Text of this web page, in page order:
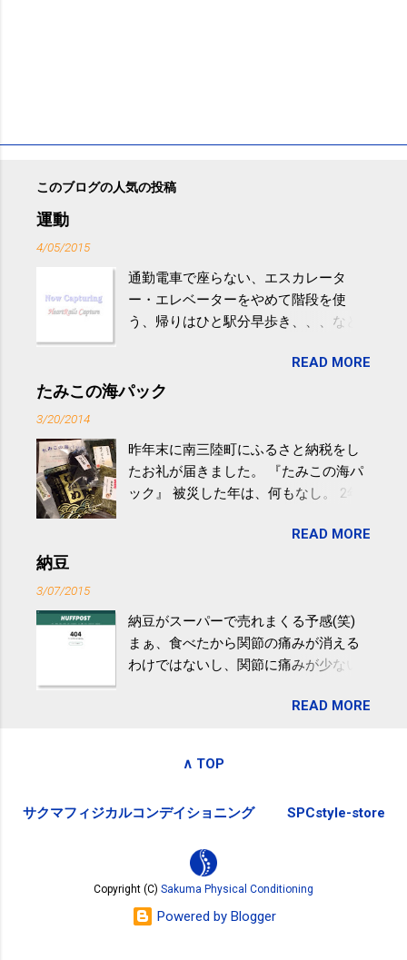
このブログの人気の投稿
運動
4/05/2015
通勤電車で座らない、エスカレータ
ー・エレベーターをやめて階段を使
う、帰りはひと駅分早歩き、、、など
やすい。 スポーツウェア・シューズで
するものだけが運動ではない。 食べ
けると改善する、との結果を筑波大の
研究チームが発表した。改善が期待で
きるのは、過度の飲酒が原因ではない
減らなくても効果があるという。 正田
波大「減量しなくても効果」 - ニュー
ス - アピタル（医療・健康）
READ MORE
たみこの海パック
3/20/2014
昨年末に南三陸町にふるさと納税をし
たお礼が届きました。 『たみこの海パ
ック』 被災した年は、何もなし。 2年
が『たみこの海パック』。 ボランティ
全く考えていなかったので、貰えると
少しづつ復興してる感が伝わってきて
嬉しいです。 あと、ふるさと納税が節
ですが、節税になるほど稼げていない
税務局｜ふるさと納税など個人住民税
READ MORE
納豆
3/07/2015
納豆がスーパーで売れまくる予感(笑)
まぁ、食べたから関節の痛みが消える
わけではないし、関節に痛みが少ない
ど。。 「関節の老化」は、「コンドロ
歳をピークにして、体内で作られる量
代の半分、60代ではそのさらに半分に
起こさないためには、食生活で「コン
ドロイチン」を補うことが大切。そし
て「コンドロイチン」という成分は、
納豆をはじめとしたネバネバ&ヌルヌル
READ MORE
∧ TOP
サクマフィジカルコンデイショニング SPCstyle-store
Copyright (C) Sakuma Physical Conditioning
Powered by Blogger